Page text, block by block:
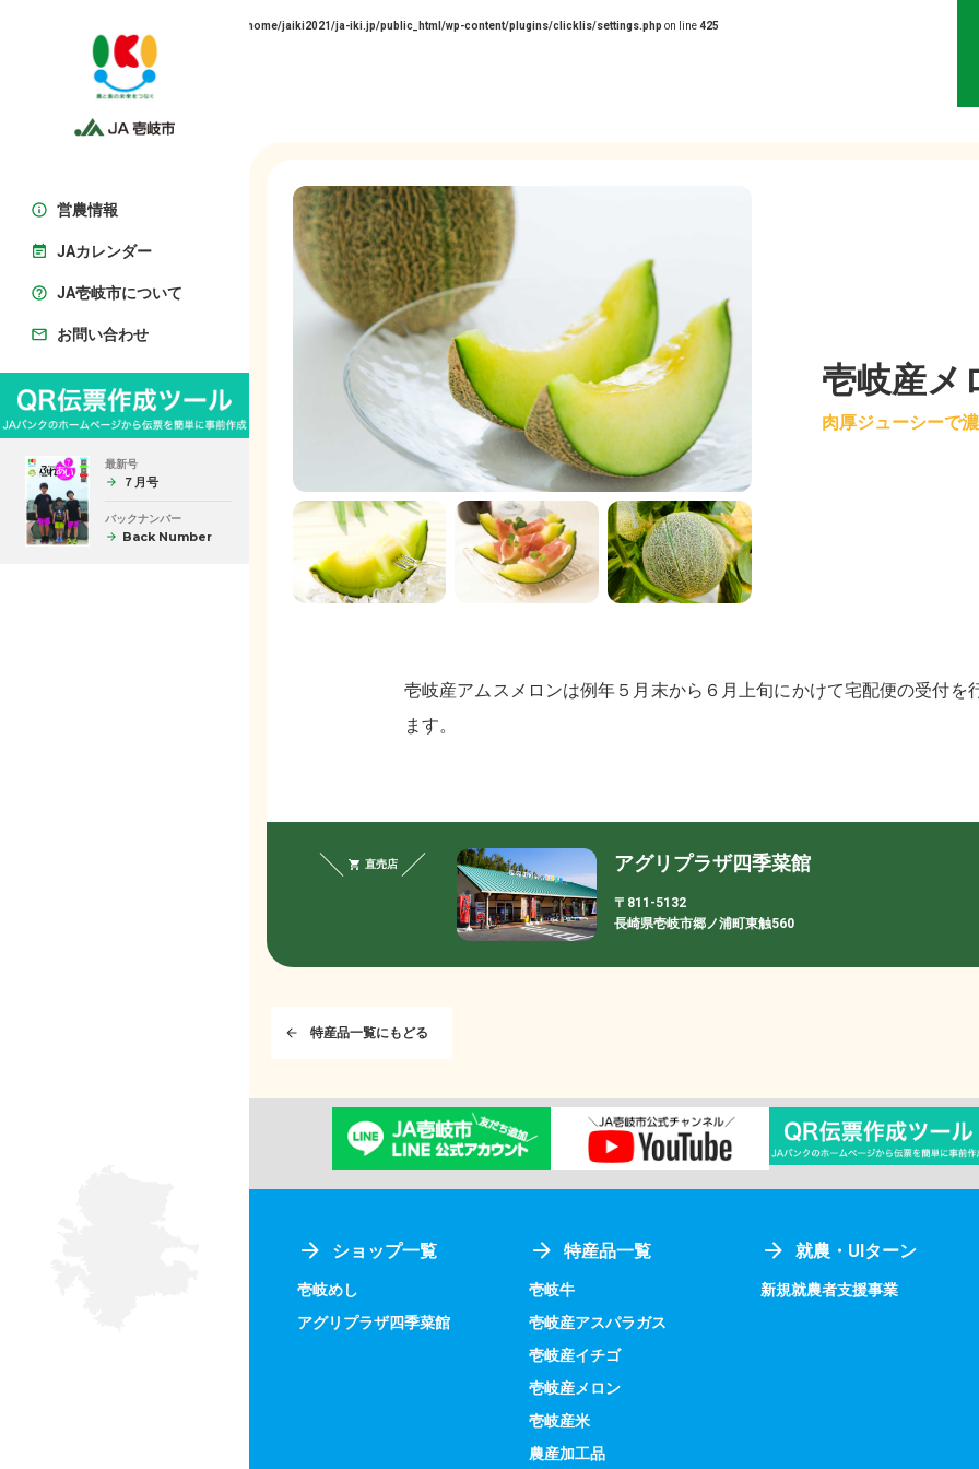
/home/jaiki2021/ja-iki.jp/public_html/wp-content/plugins/clicklis/settings.php on line425
営農情報
JAカレンダー
JA壱岐市について
お問い合わせ
最新号
７月号
バックナンバー
Back Number
壱岐産メ
肉厚ジューシーで
壱岐産アムスメロンは例年５月末から６月上旬にかけて宅配便の受付を
ます。
直売店 アグリプラザ四季菜館
〒811-5132
長崎県壱岐市郷ノ浦町東触560
特産品一覧にもどる
ショップ一覧
壱岐めし
アグリプラザ四季菜館
特産品一覧
壱岐牛
壱岐産アスパラガス
壱岐産イチゴ
壱岐産メロン
壱岐産米
農産加工品
就農・UIターン
新規就農者支援事業